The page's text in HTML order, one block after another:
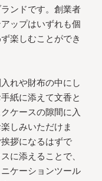
ンドです。創業者
ップはいずれも個
楽しむことができ
れや財布の中にし
紙に添えて文香と
ケースの隙間に入
しみいただけま
拶になるはずで
に添えることで、
ケーションツール